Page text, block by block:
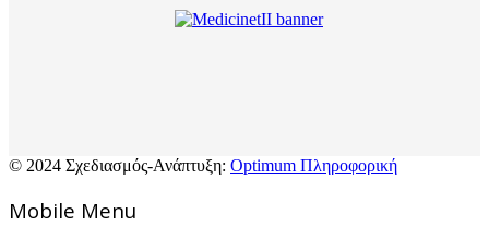
© 2024 Σχεδιασμός-Ανάπτυξη: Optimum Πληροφορική
Mοbile Menu